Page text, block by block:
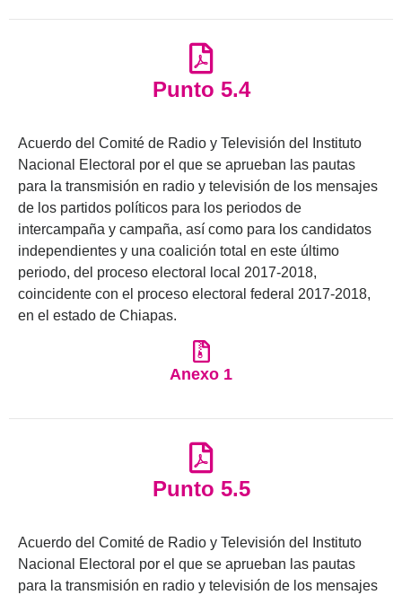
Punto 5.4
Acuerdo del Comité de Radio y Televisión del Instituto
Nacional Electoral por el que se aprueban las pautas
para la transmisión en radio y televisión de los mensajes
de los partidos políticos para los periodos de
intercampaña y campaña, así como para los candidatos
independientes y una coalición total en este último
periodo, del proceso electoral local 2017-2018,
coincidente con el proceso electoral federal 2017-2018,
en el estado de Chiapas.
Anexo 1
Punto 5.5
Acuerdo del Comité de Radio y Televisión del Instituto
Nacional Electoral por el que se aprueban las pautas
para la transmisión en radio y televisión de los mensajes